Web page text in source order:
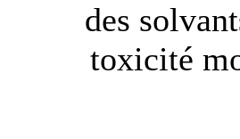
des
toxicité